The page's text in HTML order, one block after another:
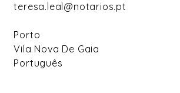
teresa.leal@notarios.pt
Porto
Vila Nova De Gaia
Português